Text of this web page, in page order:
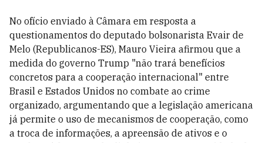
No ofício enviado à Câmara em resposta a
questionamentos do deputado bolsonarista Evair de
Melo (Republicanos-ES), Mauro Vieira afirmou que a
medida do governo Trump "não trará benefícios
concretos para a cooperação internacional" entre
Brasil e Estados Unidos no combate ao crime
organizado, argumentando que a legislação americana
já permite o uso de mecanismos de cooperação, como
a troca de informações, a apreensão de ativos e o